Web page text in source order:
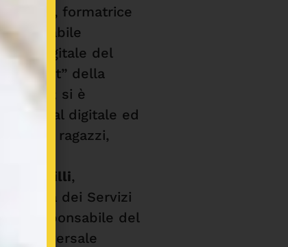
coach , formatrice
Digitale del
Internet” della
si è
al digitale ed
per ragazzi,
Santilli,
dei Servizi
Responsabile del
trasversale